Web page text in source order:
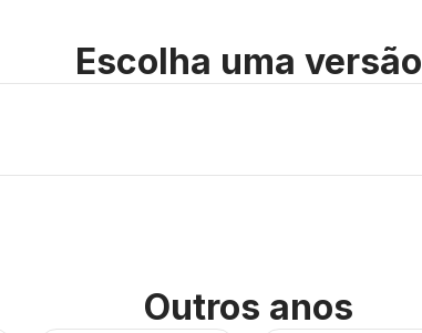
Escolha uma versão
Outros anos